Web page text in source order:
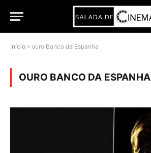
Início » ouro Banco da Espanha
OURO BANCO DA ESPANHA